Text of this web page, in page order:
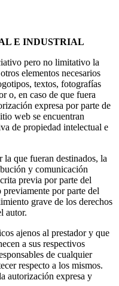
E INDUSTRIAL
pero no limitativo la
elementos necesarios
textos, fotografías
o, en caso de que fuera
expresa por parte de
web se encuentran
de propiedad intelectual e
que fueran destinados, la
y comunicación
previa por parte del
por parte del
grave de los derechos
autor.
ajenos al prestador y que
a sus respectivos
de cualquier
respecto a los mismos.
autorización expresa y